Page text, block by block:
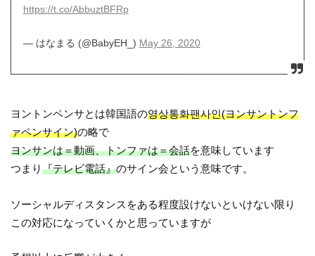
https://t.co/AbbuztBFRp
— はなまる (@BabyEH_) May 26, 2020
ヨントンペンサとは韓国語の영상통화팬사인(ヨンサントンフ
ァペンサイン)の略で
ヨンサンは＝動画、トンファは＝会話を意味しています
つまり『テレビ電話』のサイン会という意味です。
ソーシャルディスタンスをある程度設けないといけない限り
この対応になっていくかと思っていますが